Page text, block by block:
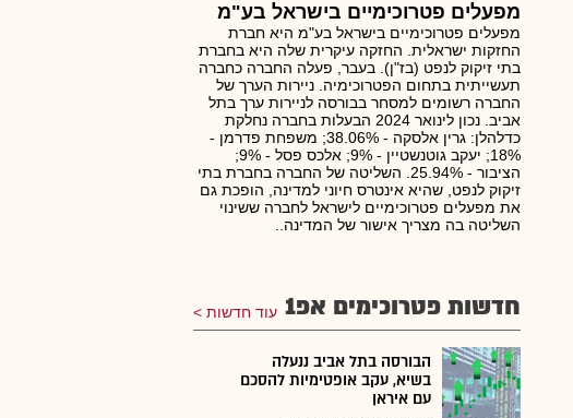
מפעלים פטרוכימיים בישראל בע"מ
מפעלים פטרוכימיים בישראל בע"מ היא חברת
החזקות ישראלית. החזקה עיקרית שלה היא בחברת
בתי זיקוק לנפט (בז"ן). בעבר, פעלה החברה כחברה
תעשייתית בתחום הפטרוכימיה. ניירות הערך של
החברה רשומים למסחר בבורסה לניירות ערך בתל
אביב. נכון לינואר 2024 הבעלות בחברה נחלקת
כדלהלן: גרין אלסקה - 38.06%; משפחת פדרמן -
18%; יעקב גוטנשטיין - 9%; אלכס פסל - 9%;
הציבור - 25.94%. השליטה של החברה בחברת בתי
זיקוק לנפט, שהיא אינטרס חיוני למדינה, הופכת גם
את מפעלים פטרוכימיים לישראל לחברה ששינוי
השליטה בה מצריך אישור של המדינה..
חדשות פטרוכימים אפ1 עוד חדשות
הבורסה בתל אביב ננעלה
בשיא, עקב אופטימיות להסכם
עם איראן